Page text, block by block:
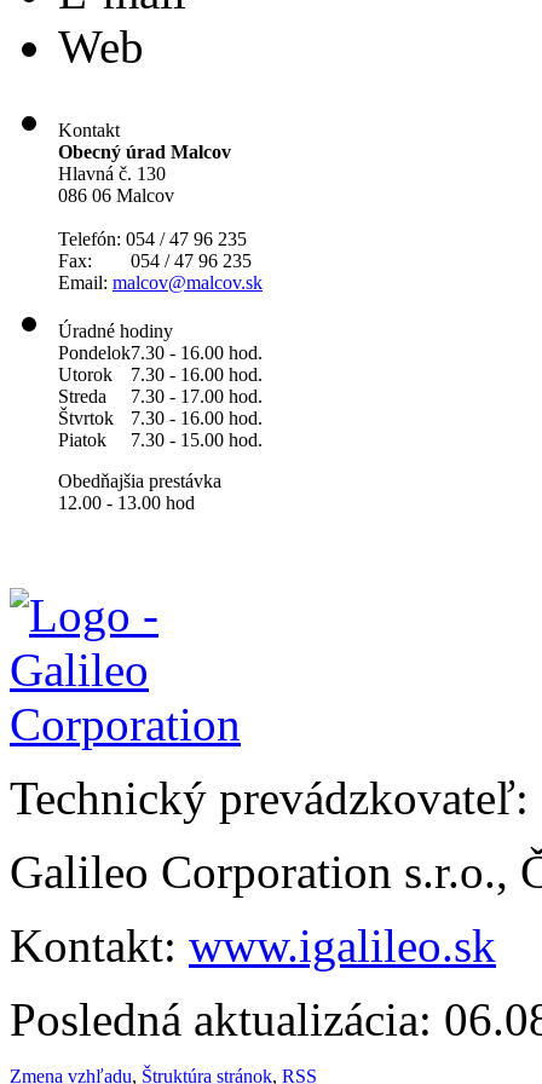
Web
Kontakt
Obecný úrad Malcov
Hlavná č. 130
086 06 Malcov
Telefón: 054 / 47 96 235
Fax: 054 / 47 96 235
Email: malcov@malcov.sk
Úradné hodiny
Pondelok7.30 - 16.00 hod.
Utorok
7.30 - 16.00 hod.
Streda
7.30 - 17.00 hod.
Štvrtok
7.30 - 16.00 hod.
Piatok
7.30 - 15.00 hod.
Obedňajšia prestávka
12.00 - 13.00 hod
Technický prevádzkovateľ:
Galileo Corporation s.r.o.,
Kontakt: www.igalileo.sk
Posledná aktualizácia:
Zmena vzhľadu, Štruktúra stránok, RSS